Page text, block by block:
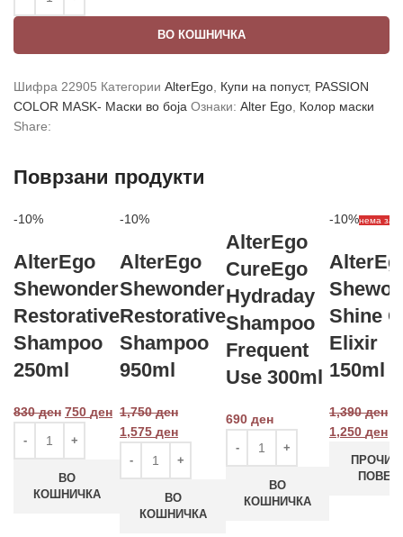
ВО КОШНИЧКА
Шифра 22905 Категории AlterEgo Купи на попуст, PASSION
COLOR MASK- Маски во боја Ознаки: Alter Ego Колор маски
Share:
Поврзани продукти
-10%
AlterEgo
Shewonder
Restorative
Shampoo
250ml
830ден 750 ден
ВО
КОШНИЧКА
-10%
AlterEgo
Shewonder
Restorative
Shampoo
950ml
1,750ден
1,575 ден
ВО
КОШНИЧКА
AlterEgo
CureEgo
Hydraday
Shampoo
Frequent
Use 300ml
690 ден
ВО
КОШНИЧКА
-10%нема
Shine
Elixir
150ml
1,390ден
1,250 ден